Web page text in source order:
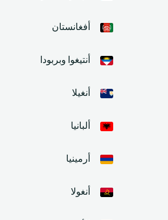
أفغانستان
أنتيغوا وبربودا
أنغيلا
ألبانيا
أرمينيا
أنغولا